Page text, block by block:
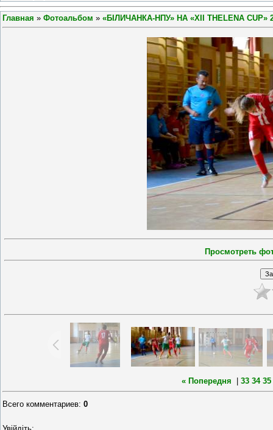
Главная » Фотоальбом » «БІЛИЧАНКА-НПУ» НА «XII THELENA CUP»
Просмотреть
« Попередня | 33 34 35
Всего комментариев: 0